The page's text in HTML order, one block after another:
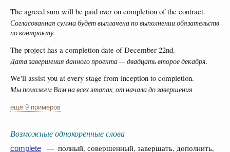
The agreed sum will be paid over on completion of the contract.
Согласованная сумма будет выплачена по выполнении обязательств
по контракту.
The project has a completion date of December 22nd.
Дата завершения данного проекта — двадцать второе декабря.
We'll assist you at every stage from inception to completion.
Мы поможем Вам на всех этапах, от начала до завершения
ещё 9 примеров
Возможные однокоренные слова
complete — полный, совершенный, завершать, дополнить,